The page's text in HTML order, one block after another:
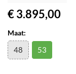
€ 3.895,00
Maat:
48 53